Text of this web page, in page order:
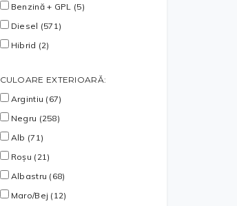
Benzină + GPL (5)
Diesel (571)
Hibrid (2)
CULOARE EXTERIOARĂ:
Argintiu (67)
Negru (258)
Alb (71)
Roșu (21)
Albastru (68)
Maro/Bej (12)